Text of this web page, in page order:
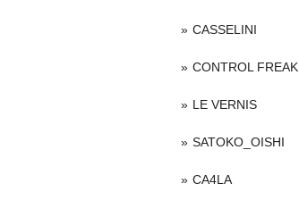
CASSELINI
CONTROL FREAK
LE VERNIS
SATOKO_OISHI
CA4LA